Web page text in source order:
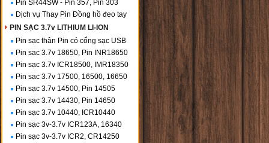
Pin SR44SW - Pin 357, Pin 303
Dịch vụ Thay Pin Đồng hồ đeo tay
PIN SẠC 3.7v LITHIUM LI-ION
Pin sạc thân Pin có cổng sạc USB
Pin sạc 3.7v 18650, Pin INR18650
Pin sạc 3.7v ICR18500, IMR18350
Pin sạc 3.7v 17500, 16500, 16650
Pin sạc 3.7v 14500, Pin 14505
Pin sạc 3.7v 14430, Pin 14650
Pin sạc 3.7v 10440, ICR10440
Pin sạc 3v-3.7v ICR123A, 16340
Pin sạc 3v-3.7v ICR2, CR14250